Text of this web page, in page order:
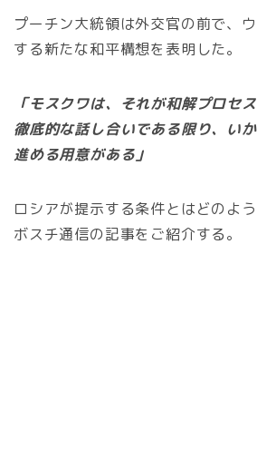
プーチン大統領は外交官の前で、
する新たな和平構想を表明した。
「モスクワは、それが和解プロセ
徹底的な話し合いである限り、い
進める用意がある」
ロシアが提示する条件とはどのよ
ボスチ通信の記事をご紹介する。